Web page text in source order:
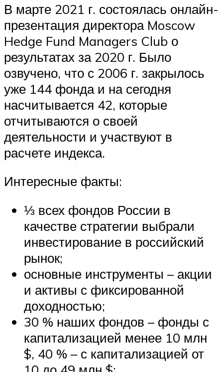
В марте 2021 г. состоялась онлайн-
презентация директора Moscow
Hedge Fund Managers Club о
результатах за 2020 г. Было
озвучено, что с 2006 г. закрылось
уже 144 фонда и на сегодня
насчитывается 42, которые
отчитываются о своей
деятельности и участвуют в
расчете индекса.
Интересные факты:
⅓ всех фондов России в
качестве стратегии выбрали
инвестирование в российский
рынок;
основные инструменты – акции
и активы с фиксированной
доходностью;
30 % наших фондов – фонды с
капитализацией менее 10 млн
$, 40 % – с капитализацией от